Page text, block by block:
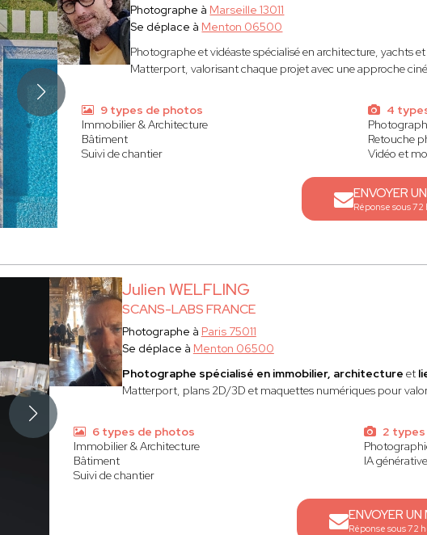
Photographe à Marseille 13011
Se déplace à Menton 06500
Photographe et vidéaste spécialisé en architecture, yachts
Matterport, valorisant chaque projet avec une approche
9 types de photos
Immobilier & Architecture
Bâtiment
Suivi de chantier
4
Retouche
Vidéo et
ENVOYER
Réponse sous 72
Julien WELFLING
SCANS-LABS FRANCE
Photographe à Paris 75011
Se déplace à Menton 06500
Photographe spécialisé en immobilier, architecture et
Matterport, plans 2D/3D et maquettes numériques pour
6 types de photos
Immobilier & Architecture
Bâtiment
Suivi de chantier
2
IA générative
ENVOYER
Réponse sous 72